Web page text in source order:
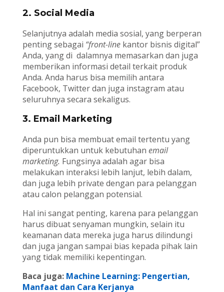
2. Social Media
Selanjutnya adalah media sosial, yang berperan
penting sebagai “front-line kantor bisnis digital”
Anda, yang di dalamnya memasarkan dan juga
memberikan informasi detail terkait produk
Anda. Anda harus bisa memilih antara
Facebook, Twitter dan juga instagram atau
seluruhnya secara sekaligus.
3. Email Marketing
Anda pun bisa membuat email tertentu yang
diperuntukkan untuk kebutuhan email
marketing. Fungsinya adalah agar bisa
melakukan interaksi lebih lanjut, lebih dalam,
dan juga lebih private dengan para pelanggan
atau calon pelanggan potensial.
Hal ini sangat penting, karena para pelanggan
harus dibuat senyaman mungkin, selain itu
keamanan data mereka juga harus dilindungi
dan juga jangan sampai bias kepada pihak lain
yang tidak memiliki kepentingan.
Baca juga: Machine Learning: Pengertian,
Manfaat dan Cara Kerjanya